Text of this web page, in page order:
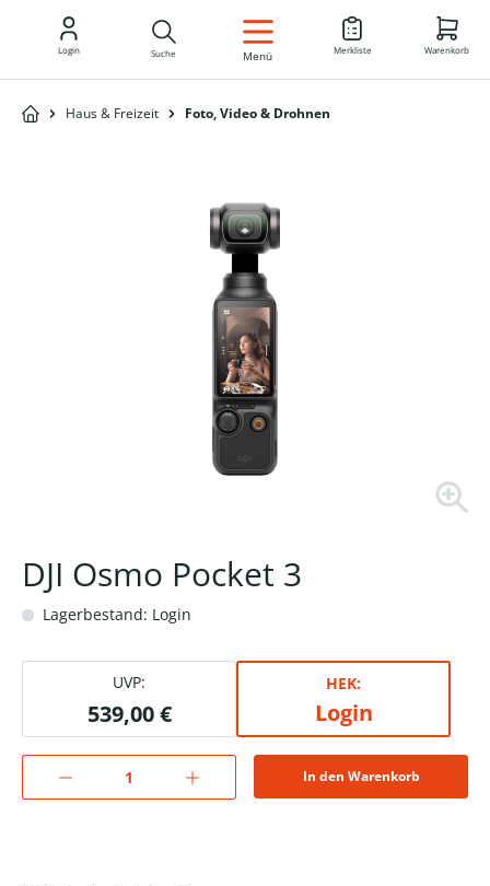
DE
Login Suche Menü Merkliste Warenkorb
Haus & Freizeit Foto, Video & Drohnen
DJI Osmo Pocket 3
Lagerbestand: Login
UVP:
539,00 €
HEK:
Login
In den Warenkorb